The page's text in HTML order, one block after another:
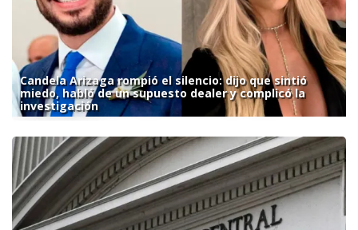
Candela Arizaga rompió el silencio: dijo que sintió
miedo, habló de un supuesto dealer y complicó la
investigación